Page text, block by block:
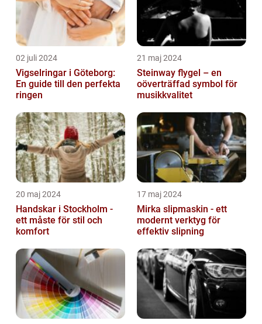
02 juli 2024
Vigselringar i Göteborg:
En guide till den perfekta
ringen
21 maj 2024
Steinway flygel – en
oöverträffad symbol för
musikkvalitet
20 maj 2024
Handskar i Stockholm -
ett måste för stil och
komfort
17 maj 2024
Mirka slipmaskin - ett
modernt verktyg för
effektiv slipning